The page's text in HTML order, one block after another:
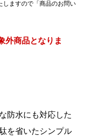
しますので「商品のお問い
外商品となりま
防水にも対応した
を省いたシンプル